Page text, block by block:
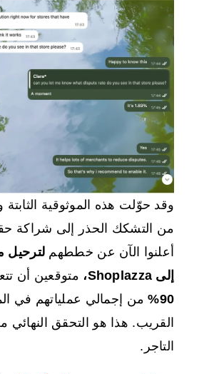
وقد حوّلت هذه الموثوقية الثابتة
من التشكك الحذر إلى شراكة
أعلنوا الآن عن خططهم لترحيل
إلى Shoplazza،
متوقعين أن
90%
من إجمالي عملياتهم في
القريب. هذا هو التحقق النهائي
التاجر.